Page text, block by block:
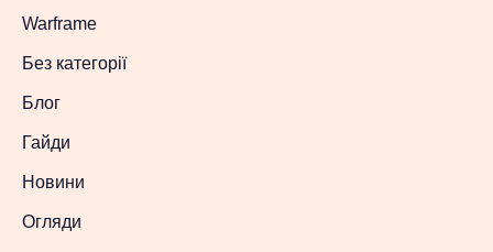
Warframe
Без категорії
Блог
Гайди
Новини
Огляди